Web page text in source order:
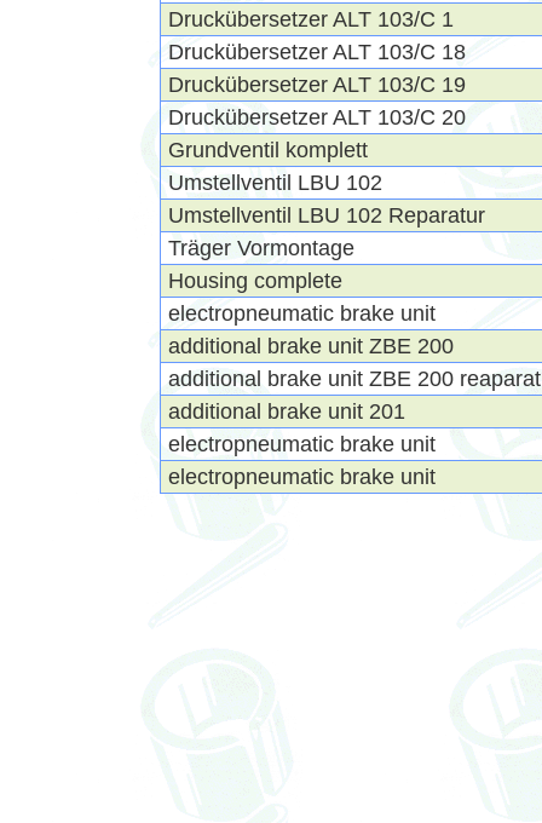
Druckübersetzer ALT 103/C 1
Druckübersetzer ALT 103/C 18
Druckübersetzer ALT 103/C 19
Druckübersetzer ALT 103/C 20
Grundventil komplett
Umstellventil LBU 102
Umstellventil LBU 102 Reparatur
Träger Vormontage
Housing complete
electropneumatic brake unit
additional brake unit ZBE 200
additional brake unit ZBE 200
additional brake unit 201
electropneumatic brake unit
electropneumatic brake unit